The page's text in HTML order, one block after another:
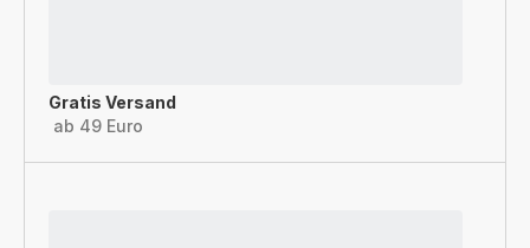
Gratis Versand
ab 49 Euro